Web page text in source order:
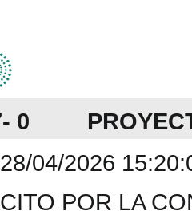
0
04/2026
POR LA